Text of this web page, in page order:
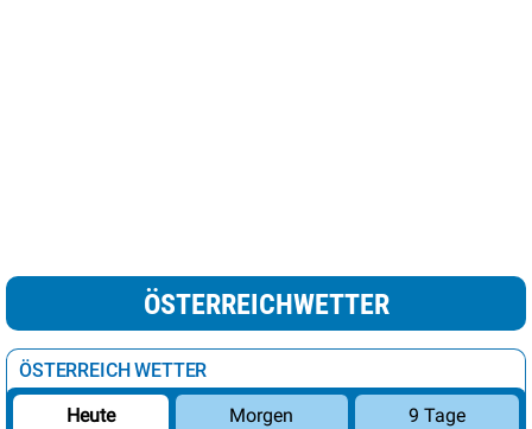
ÖSTERREICHWETTER
ÖSTERREICH WETTER
Heute Morgen 9 Tage